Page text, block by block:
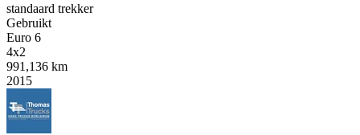
standaard trekker
Gebruikt
Euro 6
4x2
991,136 km
2015